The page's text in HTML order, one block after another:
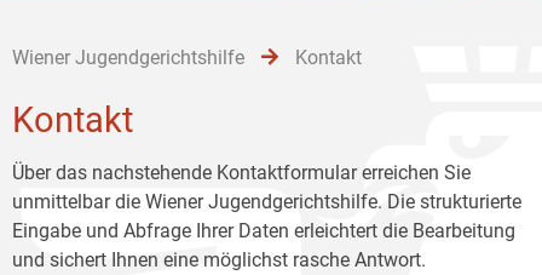
Wiener Jugendgerichtshilfe Kontakt
Kontakt
Über das nachstehende Kontaktformular erreichen Sie
unmittelbar die Wiener Jugendgerichtshilfe. Die strukturierte
Eingabe und Abfrage Ihrer Daten erleichtert die Bearbeitung
und sichert Ihnen eine möglichst rasche Antwort.